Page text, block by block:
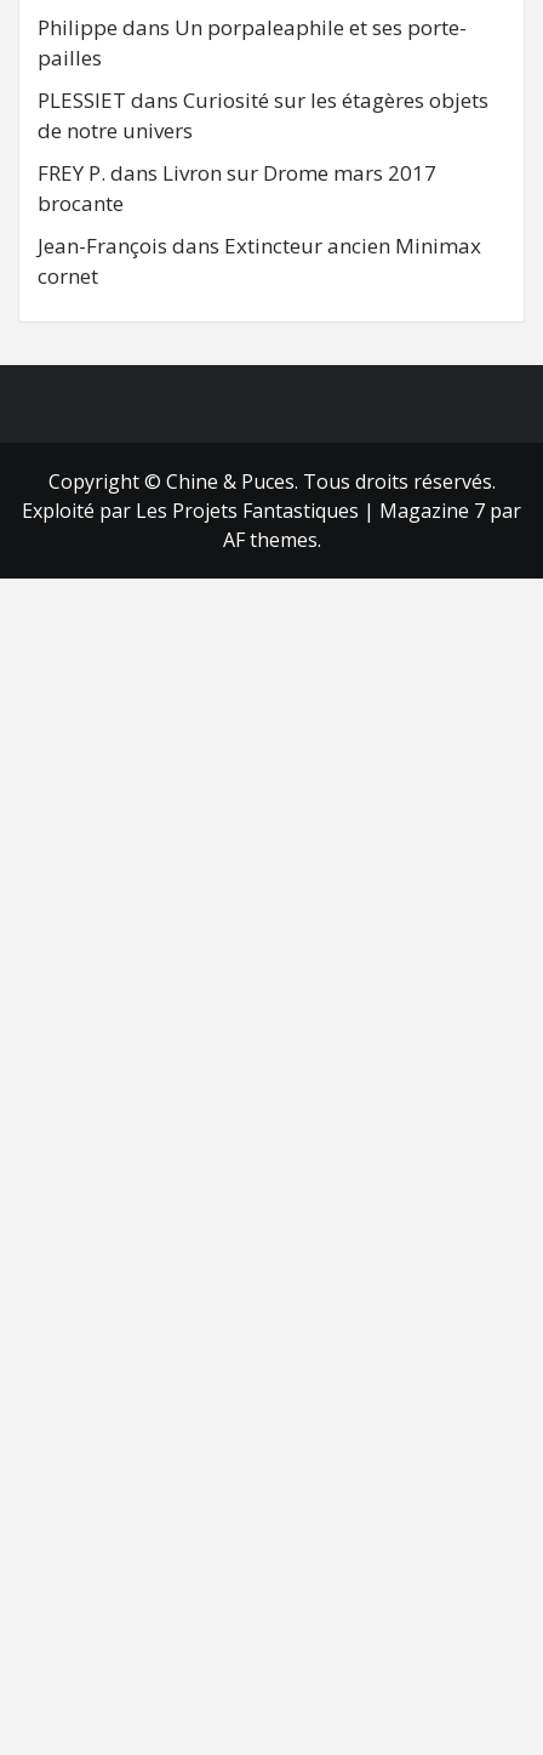
Philippe dans Un porpaleaphile et ses porte-
pailles
PLESSIET dans Curiosité sur les étagères objets
de notre univers
FREY P. dans Livron sur Drome mars 2017
brocante
Jean-François dans Extincteur ancien Minimax
cornet
Copyright © Chine & Puces. Tous droits réservés.
Exploité par Les Projets Fantastiques | Magazine 7 par
AF themes.